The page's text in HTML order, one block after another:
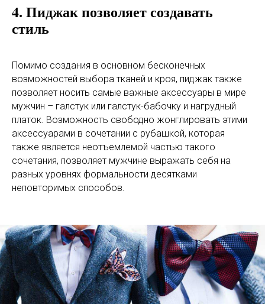
4. Пиджак позволяет создавать
стиль
Помимо создания в основном бесконечных
возможностей выбора тканей и кроя, пиджак также
позволяет носить самые важные аксессуары в мире
мужчин – галстук или галстук-бабочку и нагрудный
платок. Возможность свободно жонглировать этими
аксессуарами в сочетании с рубашкой, которая
также является неотъемлемой частью такого
сочетания, позволяет мужчине выражать себя на
разных уровнях формальности десятками
неповторимых способов.